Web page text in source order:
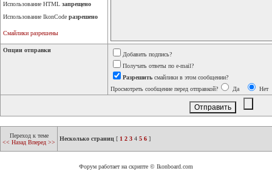
Использование HTML запрещено
Использование IkonCode разрешено
Смайлики разрешены
Опции отправки
Добавить подпись?
Получать ответы по e-mail?
Разрешить смайлики в этом сообщении?
Просмотреть сообщение перед отправкой?
Да Нет
Переход к теме
<< Назад Вперед >>
Несколько страниц [ 1 2 3 4 5 6 ]
Форум работает на скрипте © Ikonboard.com